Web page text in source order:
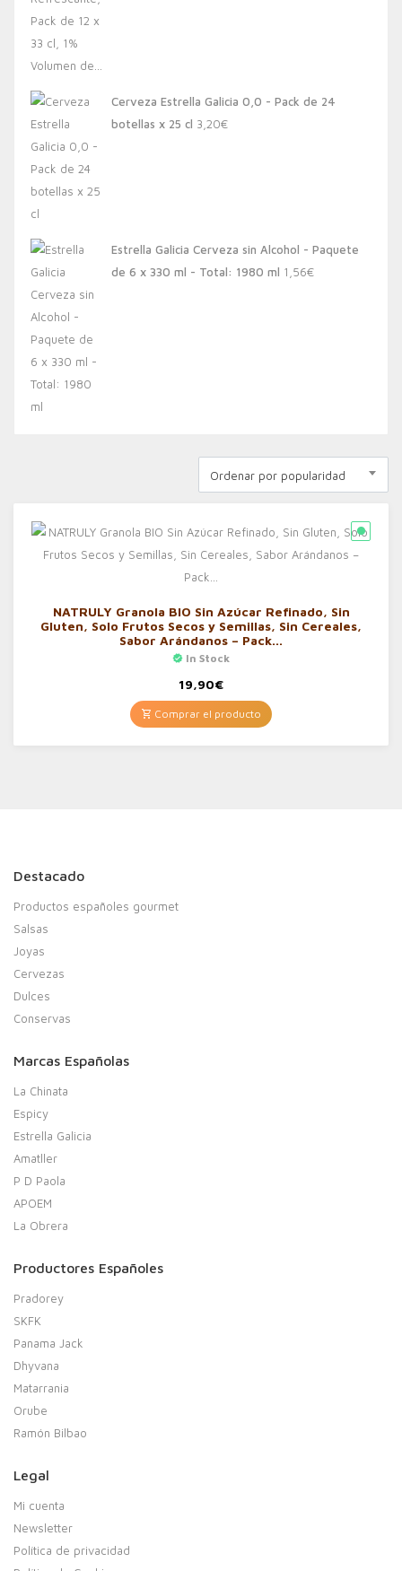
Cerveza Estrella Galicia 0,0 - Pack de 24
botellas x 25 cl 3,20€
Estrella Galicia Cerveza sin Alcohol - Paquete
de 6 x 330 ml - Total: 1980 ml 1,56€
Ordenar por popularidad
NATRULY Granola BIO Sin Azúcar Refinado, Sin
Gluten, Solo Frutos Secos y Semillas, Sin Cereales,
Sabor Arándanos – Pack…
In Stock
19,90€
Comprar el producto
Destacado
Productos españoles gourmet
Salsas
Joyas
Cervezas
Dulces
Conservas
Marcas Españolas
La Chinata
Espicy
Estrella Galicia
Amatller
P D Paola
APOEM
La Obrera
Productores Españoles
Pradorey
SKFK
Panama Jack
Dhyvana
Matarrania
Orube
Ramón Bilbao
Legal
Mi cuenta
Newsletter
Política de privacidad